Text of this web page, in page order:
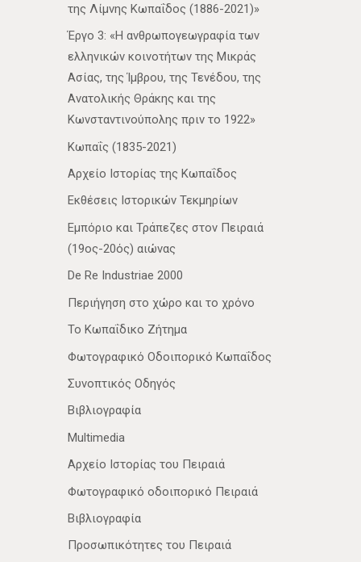
της Λίμνης Κωπαΐδος (1886-2021)»
Έργο 3: «Η ανθρωπογεωγραφία των
ελληνικών κοινοτήτων της Μικράς
Ασίας, της Ίμβρου, της Τενέδου, της
Ανατολικής Θράκης και της
Κωνσταντινούπολης πριν το 1922»
Κωπαΐς (1835-2021)
Αρχείο Ιστορίας της Κωπαΐδος
Εκθέσεις Ιστορικών Τεκμηρίων
Εμπόριο και Τράπεζες στον Πειραιά
(19ος-20ός) αιώνας
De Re Industriae 2000
Περιήγηση στο χώρο και το χρόνο
Το Κωπαΐδικο Ζήτημα
Φωτογραφικό Οδοιπορικό Κωπαΐδος
Συνοπτικός Οδηγός
Βιβλιογραφία
Multimedia
Αρχείο Ιστορίας του Πειραιά
Φωτογραφικό οδοιπορικό Πειραιά
Βιβλιογραφία
Προσωπικότητες του Πειραιά